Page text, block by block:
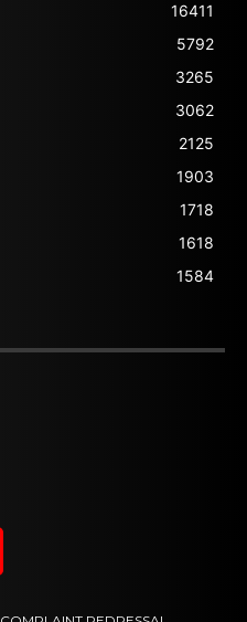
16411
5792
3265
3062
2125
1903
1718
1618
1584